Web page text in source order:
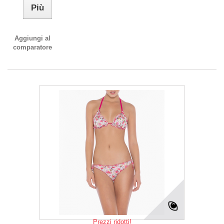
Più
Aggiungi al
comparatore
Prezzi ridotti!